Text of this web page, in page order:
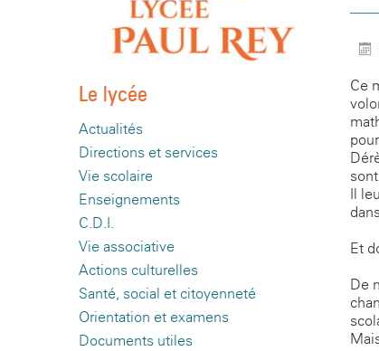
Le lycée
Actualités
Directions et services
Vie scolaire
Enseignements
C.D.I.
Vie associative
Actions culturelles
Santé, social et citoyenneté
Orientation et examens
Documents utiles
Ce
Il
Et
De